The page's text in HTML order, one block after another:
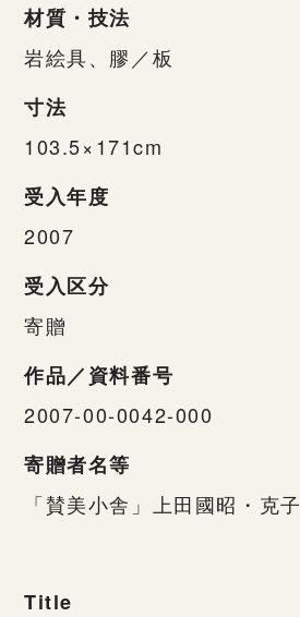
材質・技法
岩絵具、膠／板
寸法
103.5×171cm
受入年度
2007
受入区分
寄贈
作品／資料番号
2007-00-0042-000
寄贈者名等
「賛美小舎」上田國昭・克
Title